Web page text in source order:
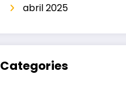
abril 2025
Categories